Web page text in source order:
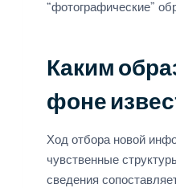
“фотографические”
Каким
фоне
Ход отбора новой
чувственные
сведения